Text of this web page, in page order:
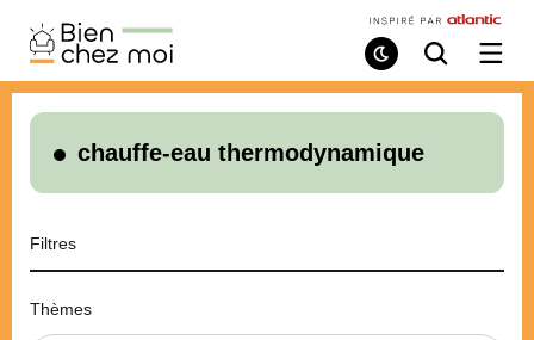
Bien
Chez
Moi
Mode
de
Recherche
/
le
chauffe-eau thermodynamique
Filtres
Thèmes